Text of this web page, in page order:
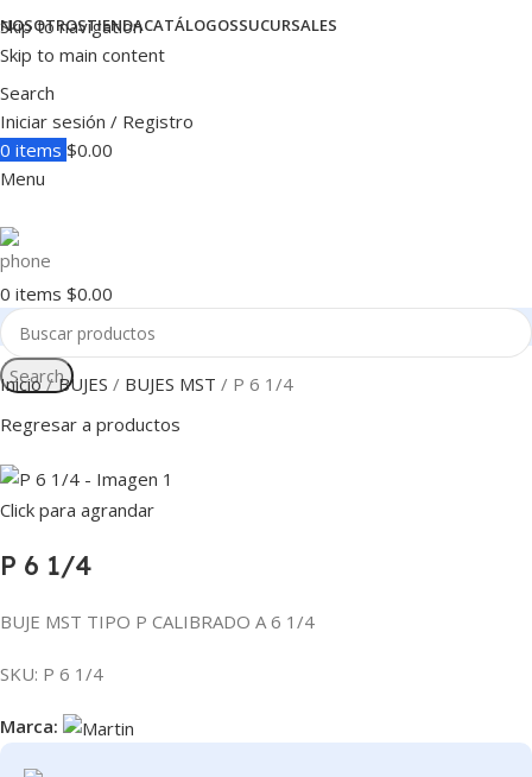
Skip to navigation
Skip to main content
NOSOTROSTIENDACATÁLOGOSSUCURSALES
Search
Iniciar sesión / Registro
0 items $0.00
Menu
0 items $0.00
Search
Inicio BUJES BUJES MST
P 6 1/4
Regresar a productos
Click para agrandar
P 6 1/4
BUJE MST TIPO P CALIBRADO A 6 1/4
SKU: P 6 1/4
Marca: